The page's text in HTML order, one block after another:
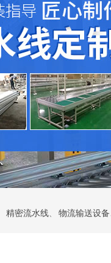
精密流水线、 物流输送设备